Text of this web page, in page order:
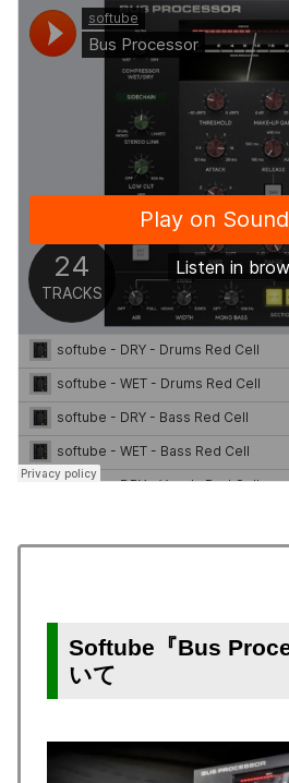
Softube『Bus
いて